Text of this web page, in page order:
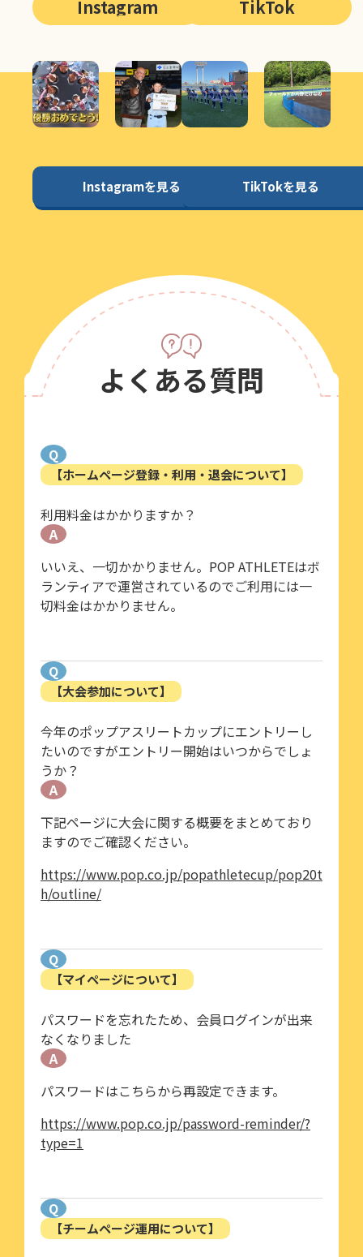
Instagram
Instagramを見る
TikTok
TikTokを見る
よくある質問
Q
【ホームページ登録・利用・退会について】
利用料金はかかりますか？
A
いいえ、一切かかりません。POP ATHLETEはボ
ランティアで運営されているのでご利用には一
切料金はかかりません。
Q
【大会参加について】
今年のポップアスリートカップにエントリーし
たいのですがエントリー開始はいつからでしょ
うか？
A
下記ページに大会に関する概要をまとめており
ますのでご確認ください。
https://www.pop.co.jp/popathletecup/pop20t
h/outline/
Q
【マイページについて】
パスワードを忘れたため、会員ログインが出来
なくなりました
A
パスワードはこちらから再設定できます。
https://www.pop.co.jp/password-reminder/?
type=1
Q
【チームページ運用について】